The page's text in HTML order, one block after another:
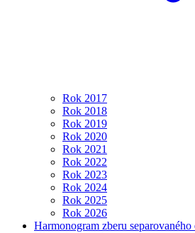
Rok 2017
Rok 2018
Rok 2019
Rok 2020
Rok 2021
Rok 2022
Rok 2023
Rok 2024
Rok 2025
Rok 2026
Harmonogram zberu separovaného